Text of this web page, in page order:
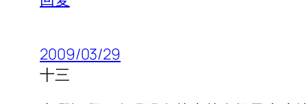
2009/03/29
十三